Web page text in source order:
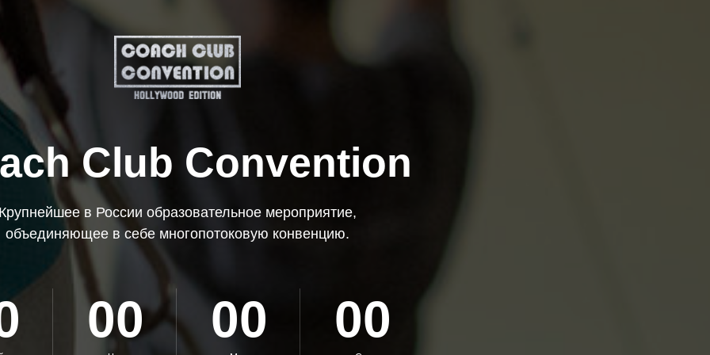
Club Convention
в России образовательное мероприятие,
объединяющее в себе многопотоковую конвенцию.
00 00 00